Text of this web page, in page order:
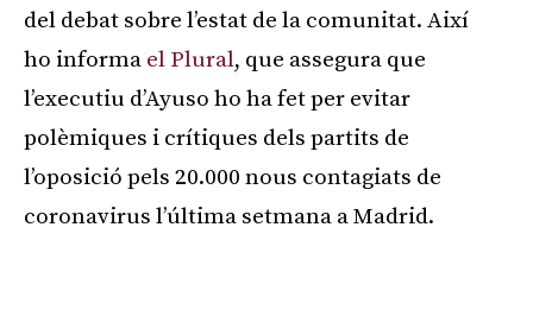
del debat sobre l’estat de la comunitat. Així
ho informa el Plural, que assegura que
l’executiu d’Ayuso ho ha fet per evitar
polèmiques i crítiques dels partits de
l’oposició pels 20.000 nous contagiats de
coronavirus l’última setmana a Madrid.